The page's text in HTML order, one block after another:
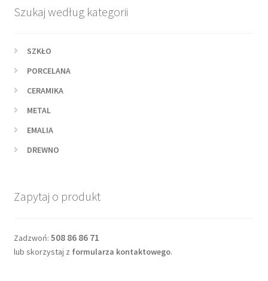
Szukaj według kategorii
SZKŁO
PORCELANA
CERAMIKA
METAL
EMALIA
DREWNO
Zapytaj o produkt
Zadzwoń: 508 86 86 71
lub skorzystaj z formularza kontaktowego.